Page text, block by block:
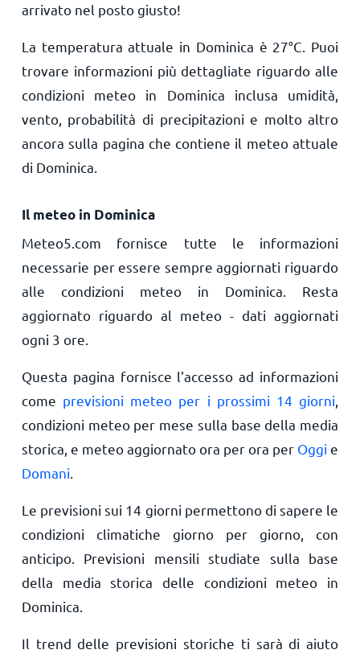
arrivato nel posto giusto!
La temperatura attuale in Dominica è 27°C . Puoi
trovare informazioni più dettagliate riguardo alle
condizioni meteo in Dominica inclusa umidità,
vento, probabilità di precipitazioni e molto altro
ancora sulla pagina che contiene il meteo attuale
di Dominica.
Il meteo in Dominica
Meteo5.com fornisce tutte le informazioni
necessarie per essere sempre aggiornati riguardo
alle condizioni meteo in Dominica. Resta
aggiornato riguardo al meteo - dati aggiornati
ogni 3 ore.
Questa pagina fornisce l'accesso ad informazioni
come previsioni meteo per i prossimi 14 giorni
condizioni meteo per mese sulla base della media
storica, e meteo aggiornato ora per ora per Oggi e
Domani
Le previsioni sui 14 giorni permettono di sapere le
condizioni climatiche giorno per giorno, con
anticipo. Previsioni mensili studiate sulla base
della media storica delle condizioni meteo in
Dominica.
Il trend delle previsioni storiche ti sarà di aiuto